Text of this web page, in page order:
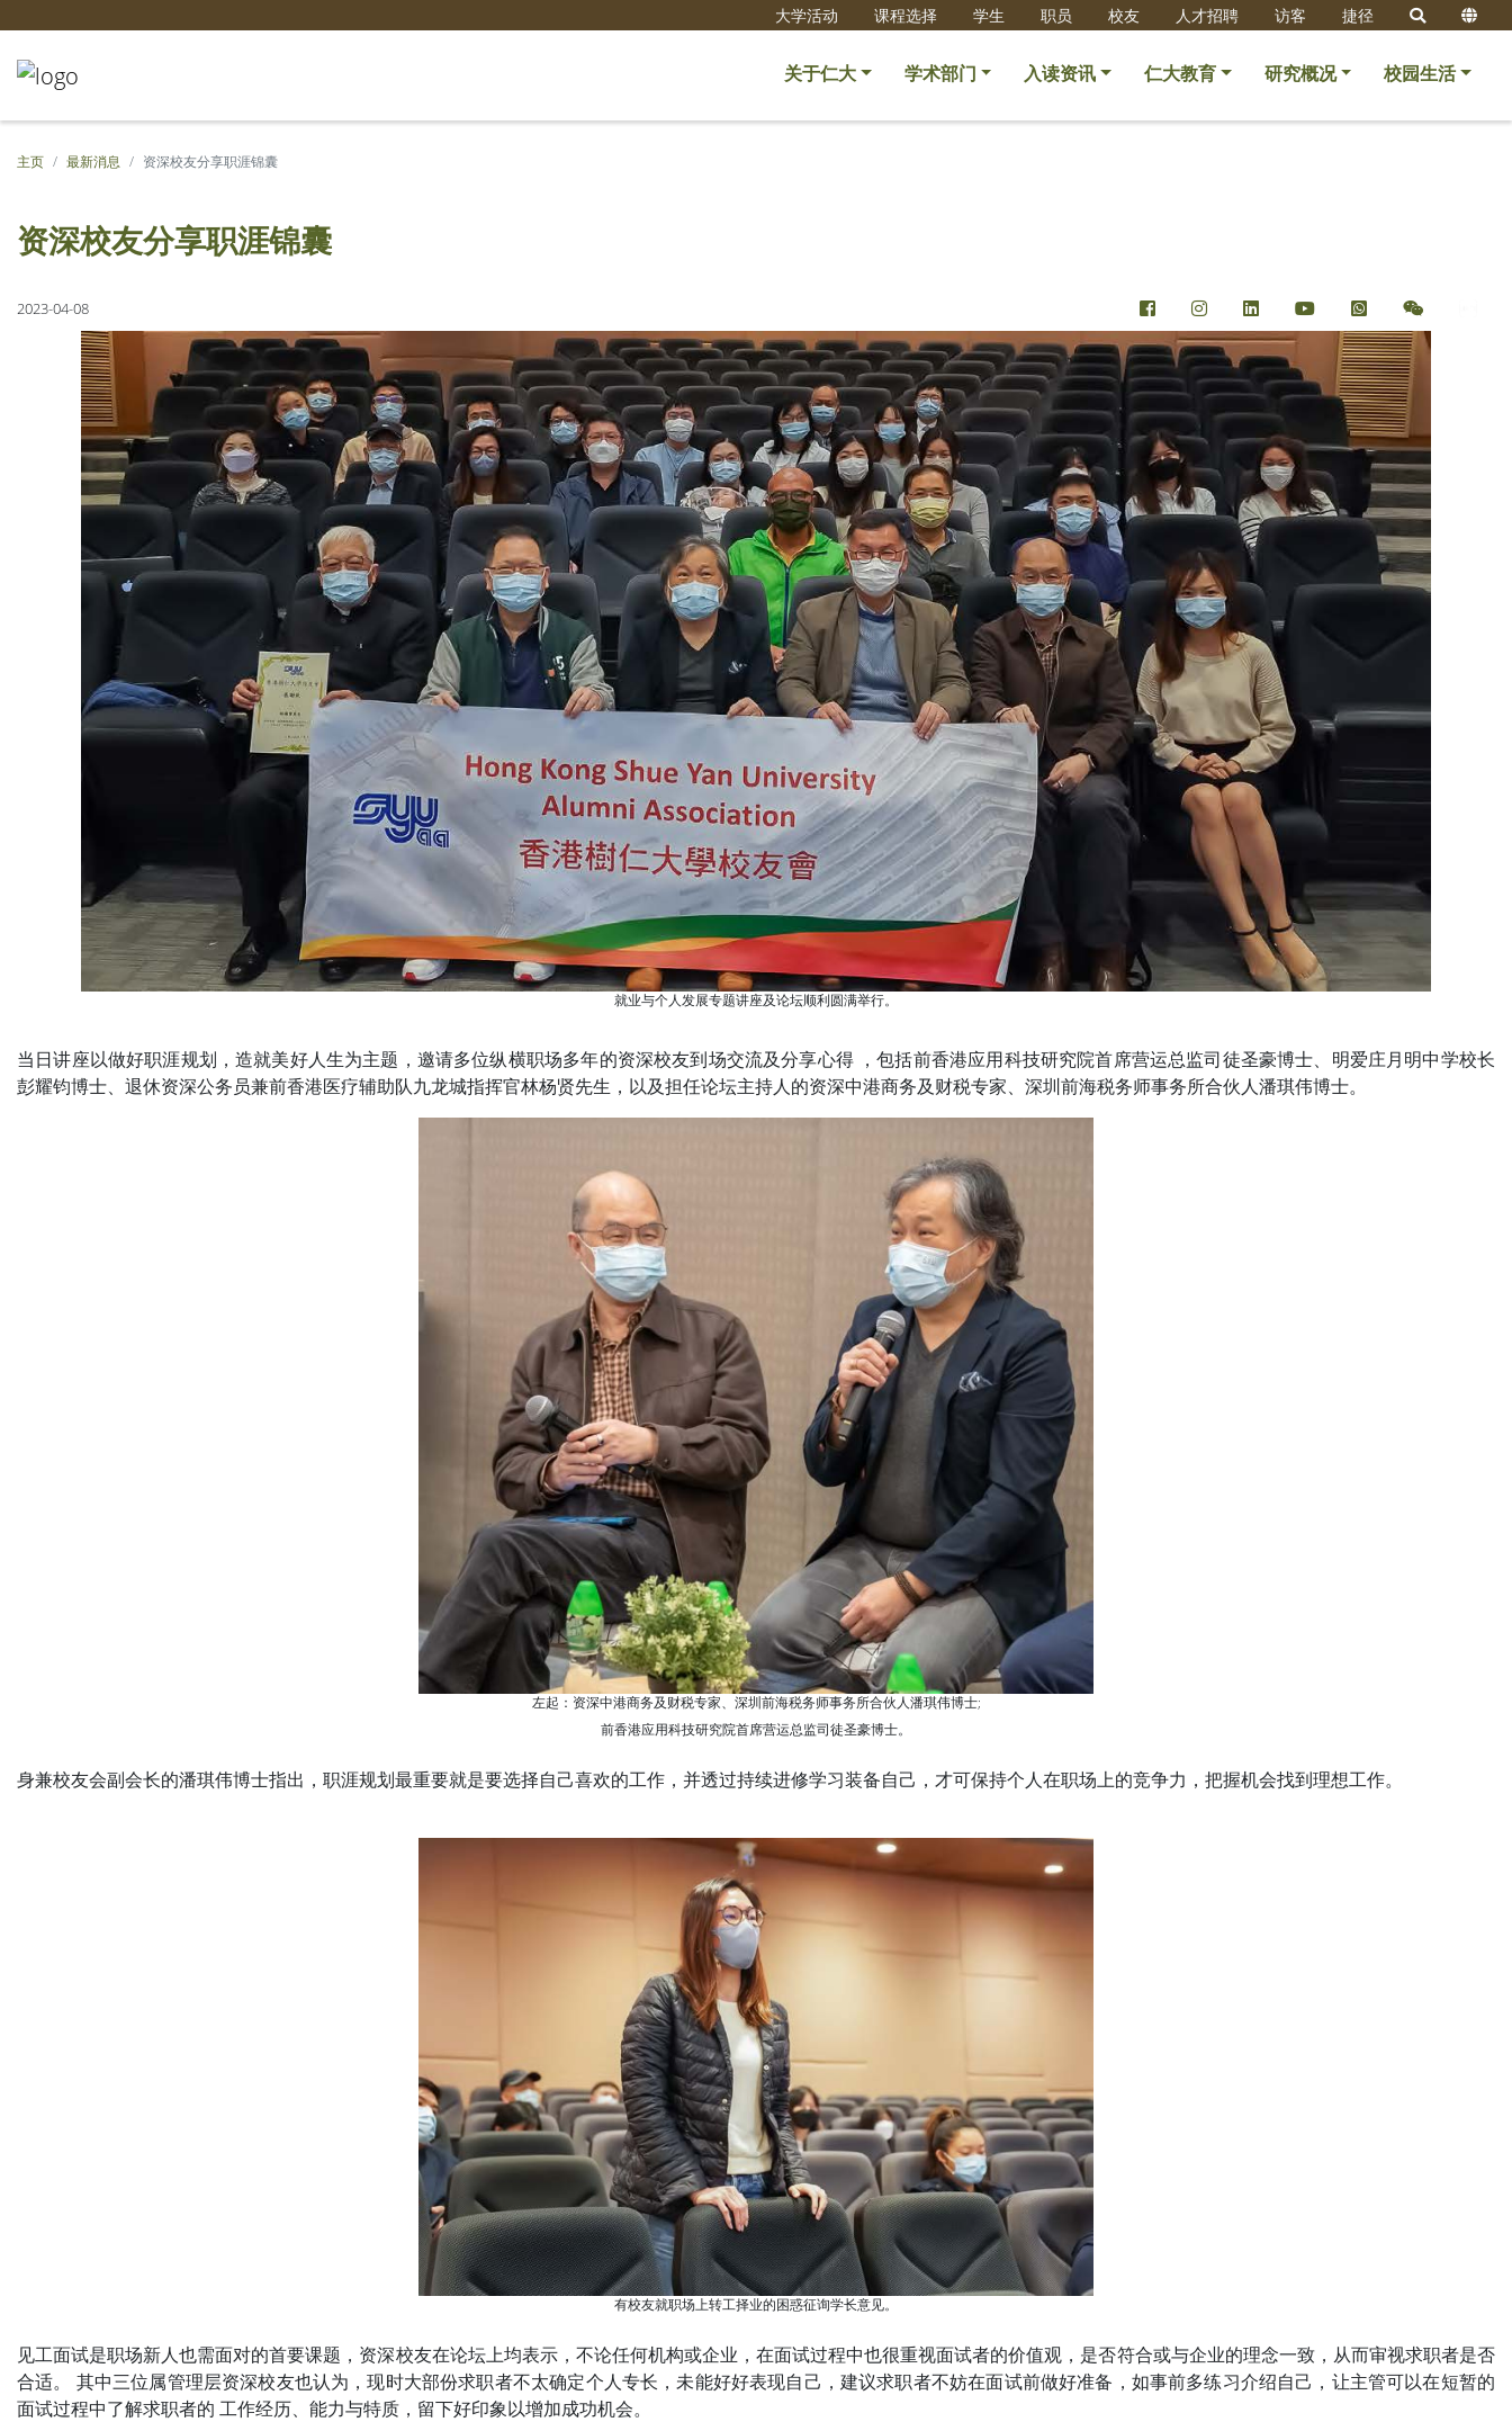
大学活动 课程选择 学生 职员 校友 人才招聘 访客 捷径
关于仁大 学术部门 入读资讯 仁大教育 研究概况 校园生活
主页 最新消息 资深校友分享职涯锦囊
资深校友分享职涯锦囊
2023-04-08
就业与个人发展专题讲座及论坛顺利圆满举行。
当日讲座以做好职涯规划，造就美好人生为主题，邀请多位纵横职场多年的资深校友到场交流及分享心得 ，包括前香港应用科技研究院首席营运总监司徒圣豪博士、明爱庄月明中学校长
彭耀钧博士、退休资深公务员兼前香港医疗辅助队九龙城指挥官林杨贤先生，以及担任论坛主持人的资深中港商务及财税专家、深圳前海税务师事务所合伙人潘琪伟博士。
左起：资深中港商务及财税专家、深圳前海税务师事务所合伙人潘琪伟博士;
前香港应用科技研究院首席营运总监司徒圣豪博士。
身兼校友会副会长的潘琪伟博士指出，职涯规划最重要就是要选择自己喜欢的工作，并透过持续进修学习装备自己，才可保持个人在职场上的竞争力，把握机会找到理想工作。
有校友就职场上转工择业的困惑征询学长意见。
见工面试是职场新人也需面对的首要课题，资深校友在论坛上均表示，不论任何机构或企业，在面试过程中也很重视面试者的价值观，是否符合或与企业的理念一致，从而审视求职者是否
合适。 其中三位属管理层资深校友也认为，现时大部份求职者不太确定个人专长，未能好好表现自己，建议求职者不妨在面试前做好准备，如事前多练习介绍自己，让主管可以在短暂的
面试过程中了解求职者的 工作经历、能力与特质，留下好印象以增加成功机会。